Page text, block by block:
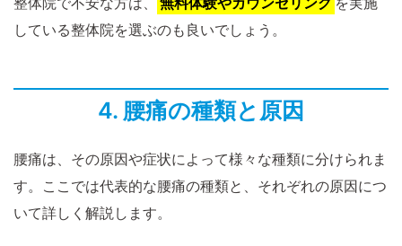
している整体院を選ぶのも良いでしょう。
4. 腰痛の種類と原因
腰痛は、その原因や症状によって様々な種類に分けられま
す。ここでは代表的な腰痛の種類と、それぞれの原因につ
いて詳しく解説します。